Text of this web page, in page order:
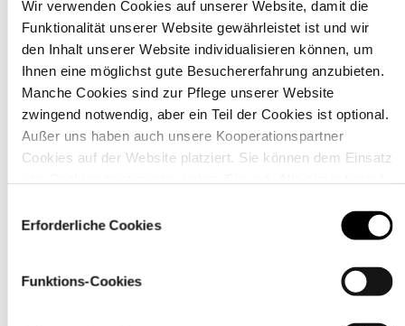
Wir verwenden Cookies auf unserer Website, damit die
Funktionalität unserer Website gewährleistet ist und wir
den Inhalt unserer Website individualisieren können, um
Ihnen eine möglichst gute Besuchererfahrung anzubieten.
Manche Cookies sind zur Pflege unserer Website
zwingend notwendig, aber ein Teil der Cookies ist optional.
Außer uns haben auch unsere Kooperationspartner
Cookies auf der Website platziert. Sie können dem Einsatz
über den Link „Cookie-Einstellungen
Erforderliche Cookies
Funktions-Cookies
Material